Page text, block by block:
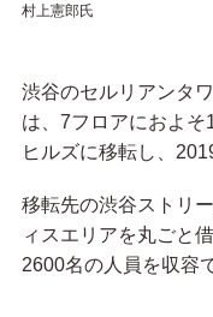
村上憲郎氏
渋谷のセルリアンタ
は、7フロアにおよ
ヒルズに移転し、
移転先の渋谷ストリ
ィスエリアを丸ごと
2600名の人員を収容